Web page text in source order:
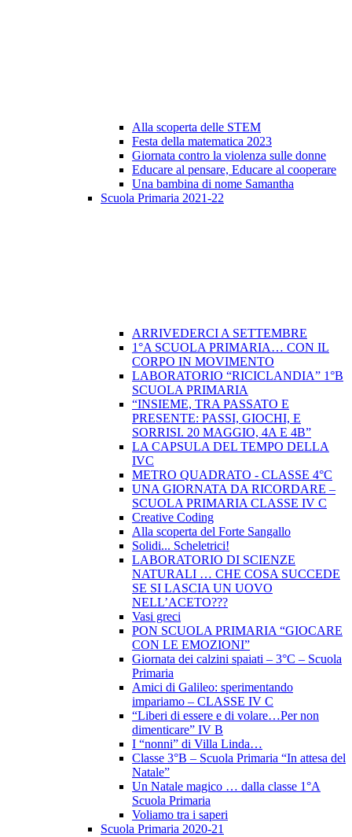
Alla scoperta delle STEM
Festa della matematica 2023
Giornata contro la violenza sulle donne
Educare al pensare, Educare al cooperare
Una bambina di nome Samantha
Scuola Primaria 2021-22
ARRIVEDERCI A SETTEMBRE
1°A SCUOLA PRIMARIA… CON IL
CORPO IN MOVIMENTO
LABORATORIO “RICICLANDIA” 1°B
SCUOLA PRIMARIA
“INSIEME, TRA PASSATO E
PRESENTE: PASSI, GIOCHI, E
SORRISI. 20 MAGGIO, 4A E 4B”
LA CAPSULA DEL TEMPO DELLA
IVC
METRO QUADRATO - CLASSE 4°C
UNA GIORNATA DA RICORDARE –
SCUOLA PRIMARIA CLASSE IV C
Creative Coding
Alla scoperta del Forte Sangallo
Solidi... Scheletrici!
LABORATORIO DI SCIENZE
NATURALI … CHE COSA SUCCEDE
SE SI LASCIA UN UOVO
NELL’ACETO???
Vasi greci
PON SCUOLA PRIMARIA “GIOCARE
CON LE EMOZIONI”
Giornata dei calzini spaiati – 3°C – Scuola
Primaria
Amici di Galileo: sperimentando
impariamo – CLASSE IV C
“Liberi di essere e di volare…Per non
dimenticare” IV B
I “nonni” di Villa Linda…
Classe 3°B – Scuola Primaria “In attesa del
Natale”
Un Natale magico … dalla classe 1°A
Scuola Primaria
Voliamo tra i saperi
Scuola Primaria 2020-21